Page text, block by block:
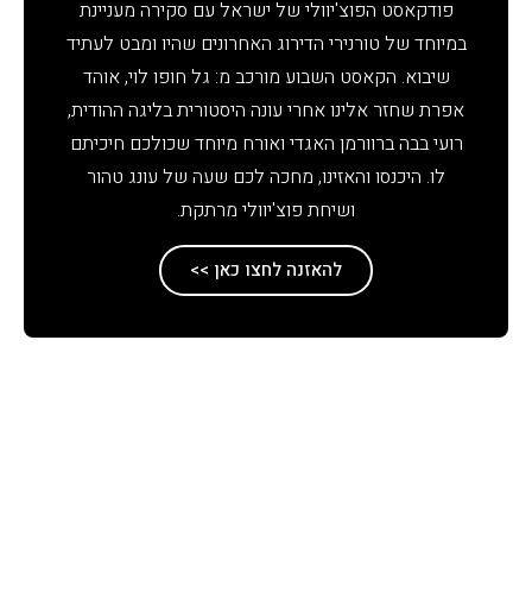
פודקאסט הפוצ'יוולי של ישראל עם סקירה מעניינת
במיוחד של טורנירי הדירוג האחרונים שהיו ומבט לעתיד
שיבוא. הקאסט השבוע מורכב מ: גל חופו לוי, אוהד
אפרת שחזר אלינו אחרי עונה היסטורית בליגה ההודית,
רועי בבה ברוורמן האגדי ואורח מיוחד שכולכם חיכיתם
לו. היכנסו והאזינו, מחכה לכם שעה של עונג טהור
ושיחת פוצ'יוולי מרתקת.
להאזנה לחצו כאן >>